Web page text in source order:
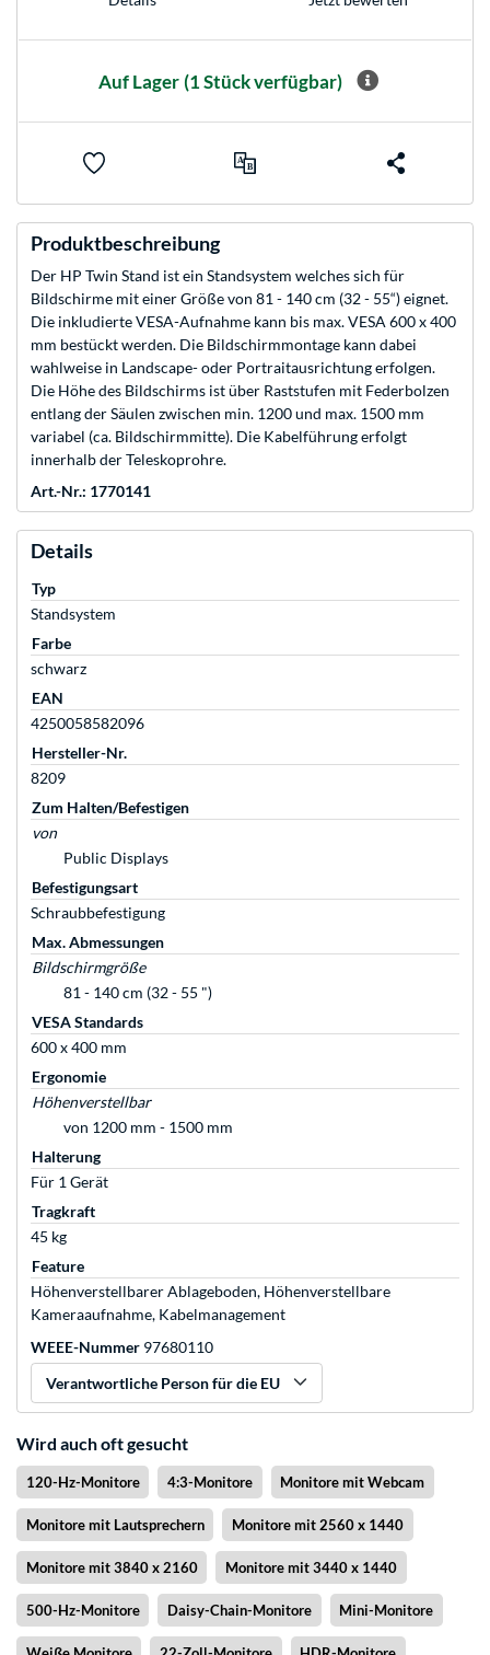
Auf Lager (1 Stück verfügbar)
Produktbeschreibung
Der HP Twin Stand ist ein Standsystem welches sich für
Bildschirme mit einer Größe von 81 - 140 cm (32 - 55“) eignet.
Die inkludierte VESA-Aufnahme kann bis max. VESA 600 x 400
mm bestückt werden. Die Bildschirmmontage kann dabei
wahlweise in Landscape- oder Portraitausrichtung erfolgen.
Die Höhe des Bildschirms ist über Raststufen mit Federbolzen
entlang der Säulen zwischen min. 1200 und max. 1500 mm
variabel (ca. Bildschirmmitte). Die Kabelführung erfolgt
innerhalb der Teleskoprohre.
Art.-Nr.: 1770141
Details
Typ
Standsystem
Farbe
schwarz
EAN
4250058582096
Hersteller-Nr.
8209
Zum Halten/Befestigen
von
Public Displays
Befestigungsart
Schraubbefestigung
Max. Abmessungen
Bildschirmgröße
81 - 140 cm (32 - 55 ")
VESA Standards
600 x 400 mm
Ergonomie
Höhenverstellbar
von 1200 mm - 1500 mm
Halterung
Für 1 Gerät
Tragkraft
45 kg
Feature
Höhenverstellbarer Ablageboden, Höhenverstellbare
Kameraaufnahme, Kabelmanagement
WEEE-Nummer 97680110
Verantwortliche Person für die EU
Wird auch oft gesucht
120-Hz-Monitore 4:3-Monitore Monitore mit Webcam
Monitore mit Lautsprechern Monitore mit 2560 x 1440
Monitore mit 3840 x 2160 Monitore mit 3440 x 1440
500-Hz-Monitore Daisy-Chain-Monitore Mini-Monitore